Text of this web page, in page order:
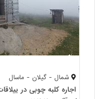
شمال - گیلان - ماسال
اجاره کلبه چوبی در